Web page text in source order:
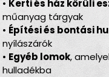
• Kerti és ház körüli
műanyag tárgyak
• Építési és bontási
nyílászárók
• Egyéb lomok,
hulladékba